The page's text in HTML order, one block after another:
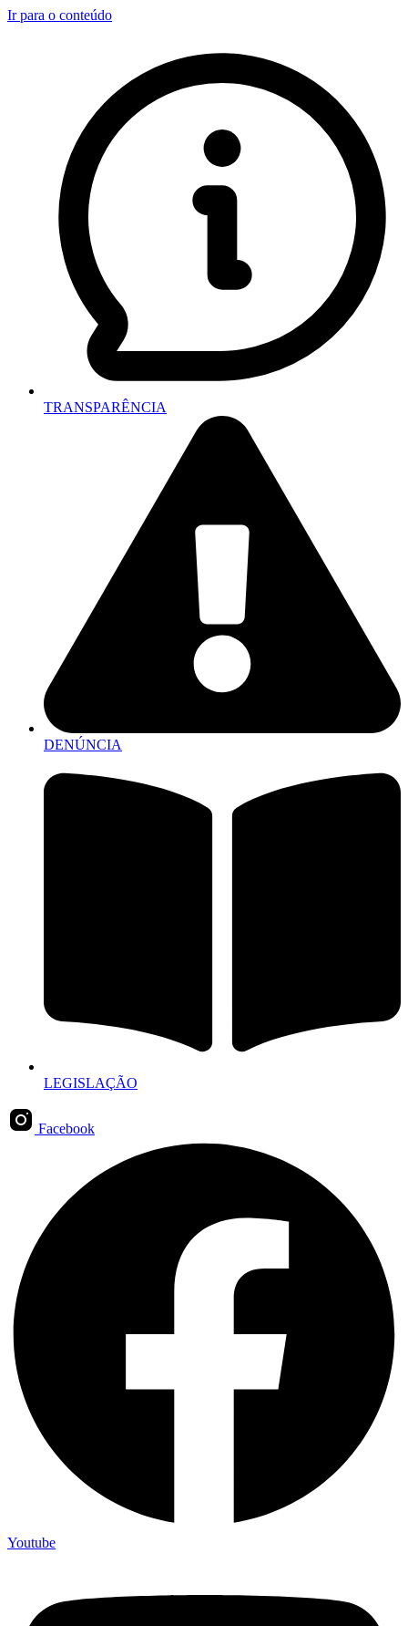
Ir para o conteúdo
TRANSPARÊNCIA
DENÚNCIA
LEGISLAÇÃO
Facebook
Youtube